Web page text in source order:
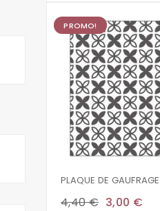
PROMO!
PLAQUE DE GAUFRAGE
4,40 € 3,00 €